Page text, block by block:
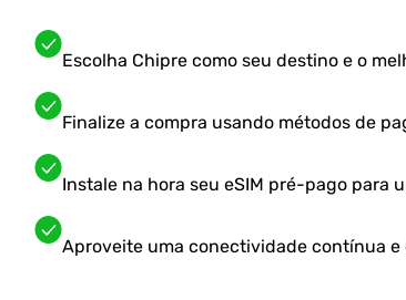
Escolha Chipre como seu destino e o
Finalize a compra usando métodos de
Instale na hora seu eSIM pré-pago para
Aproveite uma conectividade contínua e